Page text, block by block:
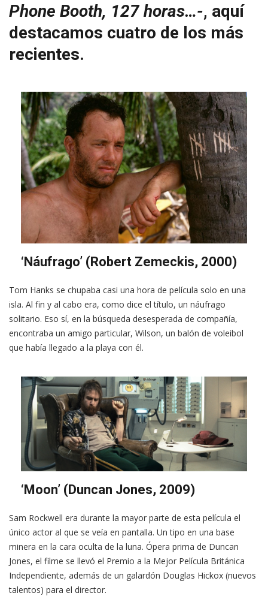
Phone Booth, 127 horas…-, aquí
destacamos cuatro de los más
recientes.
‘Náufrago’ (Robert Zemeckis, 2000)
Tom Hanks se chupaba casi una hora de película solo en una
isla. Al fin y al cabo era, como dice el título, un náufrago
solitario. Eso sí, en la búsqueda desesperada de compañía,
encontraba un amigo particular, Wilson, un balón de voleibol
que había llegado a la playa con él.
‘Moon’ (Duncan Jones, 2009)
Sam Rockwell era durante la mayor parte de esta película el
único actor al que se veía en pantalla. Un tipo en una base
minera en la cara oculta de la luna. Ópera prima de Duncan
Jones, el filme se llevó el Premio a la Mejor Película Británica
Independiente, además de un galardón Douglas Hickox (nuevos
talentos) para el director.